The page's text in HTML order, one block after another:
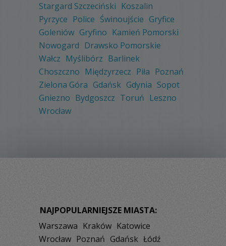
Stargard Szczeciński Koszalin
Pyrzyce Police Świnoujście Gryfice
Goleniów Gryfino Kamień Pomorski
Nowogard Drawsko Pomorskie
Wałcz Myślibórz Barlinek
Choszczno Międzyrzecz Piła Poznań
Zielona Góra Gdańsk Gdynia Sopot
Gniezno Bydgoszcz Toruń Leszno
Wrocław
NAJPOPULARNIEJSZE MIASTA:
Warszawa Kraków Katowice
Wrocław Poznań Gdańsk Łódź